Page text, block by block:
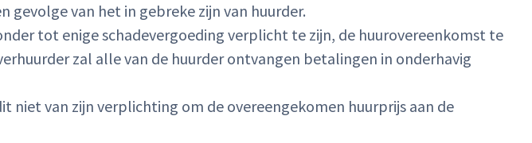
gevolge van het in gebreke zijn van huurder.
tot enige schadevergoeding verplicht te zijn, de huurovereenkomst te
zal alle van de huurder ontvangen betalingen in onderhavig
van zijn verplichting om de overeengekomen huurprijs aan de